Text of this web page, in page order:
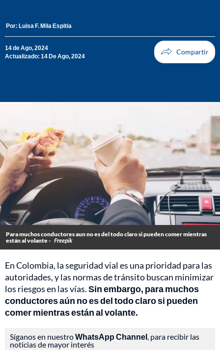
Por: Luisa F. Mila Espitia
14 de Ago, 2024
Actualizado: 14 De Ago, 2024
Para muchos conductores aun no es del todo claro si pueden comer mientras
están al volante - Freepik
En Colombia, la seguridad vial es una prioridad para las
autoridades, y las normas de tránsito buscan minimizar
los riesgos en las vías.Sin embargo, para muchos
conductores aún no es del todo claro si pueden
comer mientras están al volante.
Síganos en nuestroWhatsApp Channel, para recibir las
noticias de mayor interés